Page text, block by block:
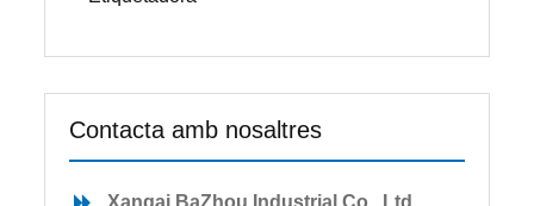
Contacta amb nosaltres
Xangai BaZhou Industrial Co., Ltd.